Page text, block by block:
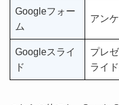
Googleフォー
ム
アン
Googleスライ
ド
プレ
ライ